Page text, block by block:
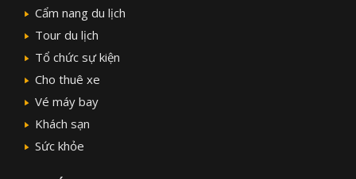
Cẩm nang du lịch
Tour du lịch
Tổ chức sự kiện
Cho thuê xe
Vé máy bay
Khách sạn
Sức khỏe